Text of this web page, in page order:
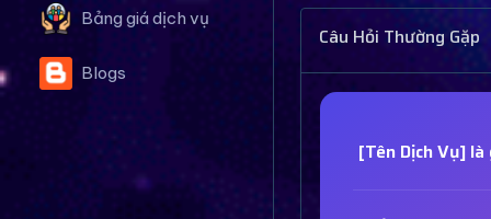
Bảng giá dịch vụ
Blogs
Câu Hỏi Thường Gặp
[Tên Dịch Vụ] là